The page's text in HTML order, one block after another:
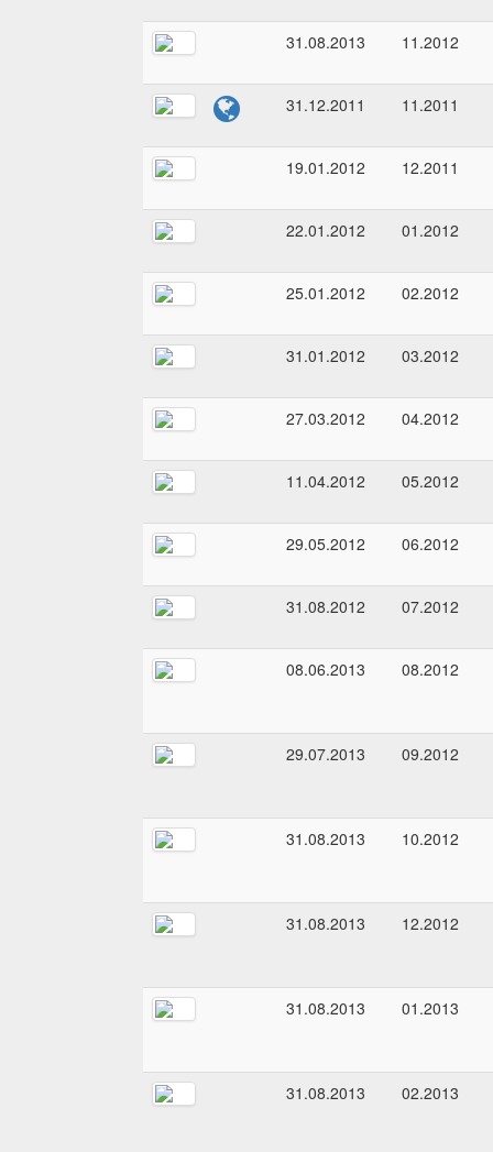
31.08.2013 11.2012
31.12.2011 11.2011
19.01.2012 12.2011
22.01.2012 01.2012
25.01.2012 02.2012
31.01.2012 03.2012
27.03.2012 04.2012
11.04.2012 05.2012
29.05.2012 06.2012
31.08.2012 07.2012
08.06.2013 08.2012
29.07.2013 09.2012
31.08.2013 10.2012
31.08.2013 12.2012
31.08.2013 01.2013
31.08.2013 02.2013